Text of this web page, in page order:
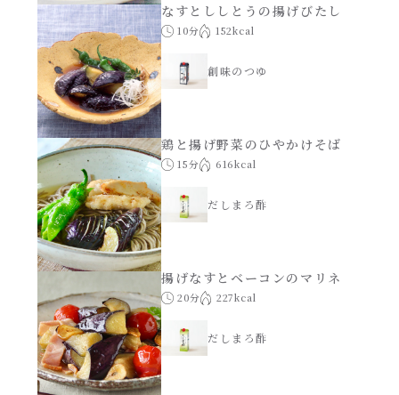
なすとししとうの揚げびたし
10分 152kcal
創味のつゆ
鶏と揚げ野菜のひやかけそば
15分 616kcal
だしまろ酢
揚げなすとベーコンのマリネ
20分 227kcal
だしまろ酢